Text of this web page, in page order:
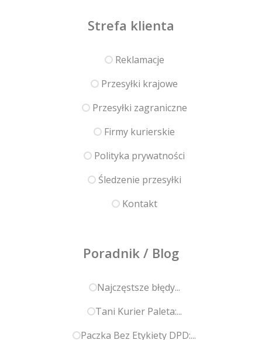
Strefa klienta
Reklamacje
Przesyłki krajowe
Przesyłki zagraniczne
Firmy kurierskie
Polityka prywatności
Śledzenie przesyłki
Kontakt
Poradnik / Blog
Najczęstsze błędy...
Tani Kurier Paleta:...
Paczka Bez Etykiety DPD:...